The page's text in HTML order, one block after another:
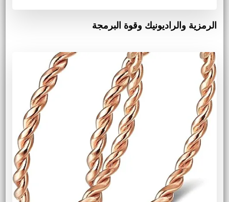
الرمزية والراديونيك وقوة البرمجة